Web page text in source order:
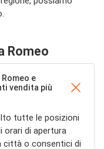
Romeo
e
vendita più
tutte le posizioni
orari di apertura
città o consentici di